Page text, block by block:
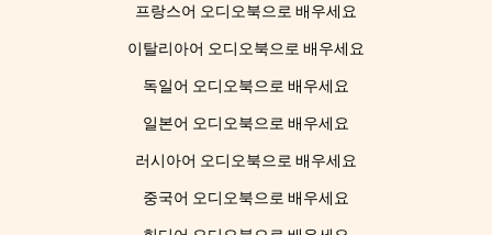
프랑스어 오디오북으로 배우세요
이탈리아어 오디오북으로 배우세요
독일어 오디오북으로 배우세요
일본어 오디오북으로 배우세요
러시아어 오디오북으로 배우세요
중국어 오디오북으로 배우세요